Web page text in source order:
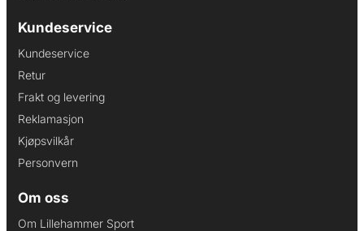
Kundeservice
Kundeservice
Retur
Frakt og levering
Reklamasjon
Kjøpsvilkår
Personvern
Om oss
Om Lillehammer Sport